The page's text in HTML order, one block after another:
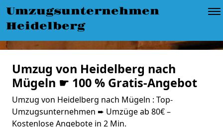
Umzugsunternehmen
Heidelberg
Umzug von Heidelberg nach
Mügeln ☛ 100 % Gratis-Angebot
Umzug von Heidelberg nach Mügeln : Top-
Umzugsunternehmen ➨ Umzüge ab 80€ –
Kostenlose Angebote in 2 Min.